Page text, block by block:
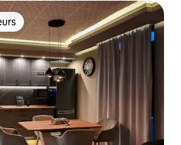
les plus appréciés